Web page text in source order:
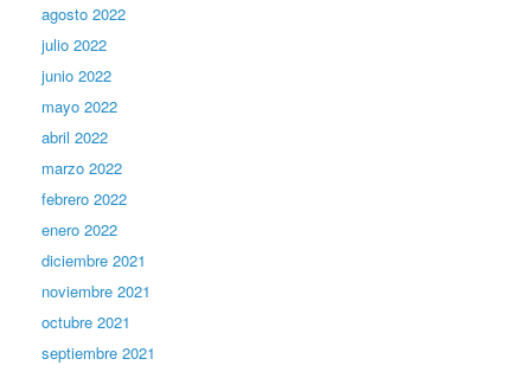
agosto 2022
julio 2022
junio 2022
mayo 2022
abril 2022
marzo 2022
febrero 2022
enero 2022
diciembre 2021
noviembre 2021
octubre 2021
septiembre 2021